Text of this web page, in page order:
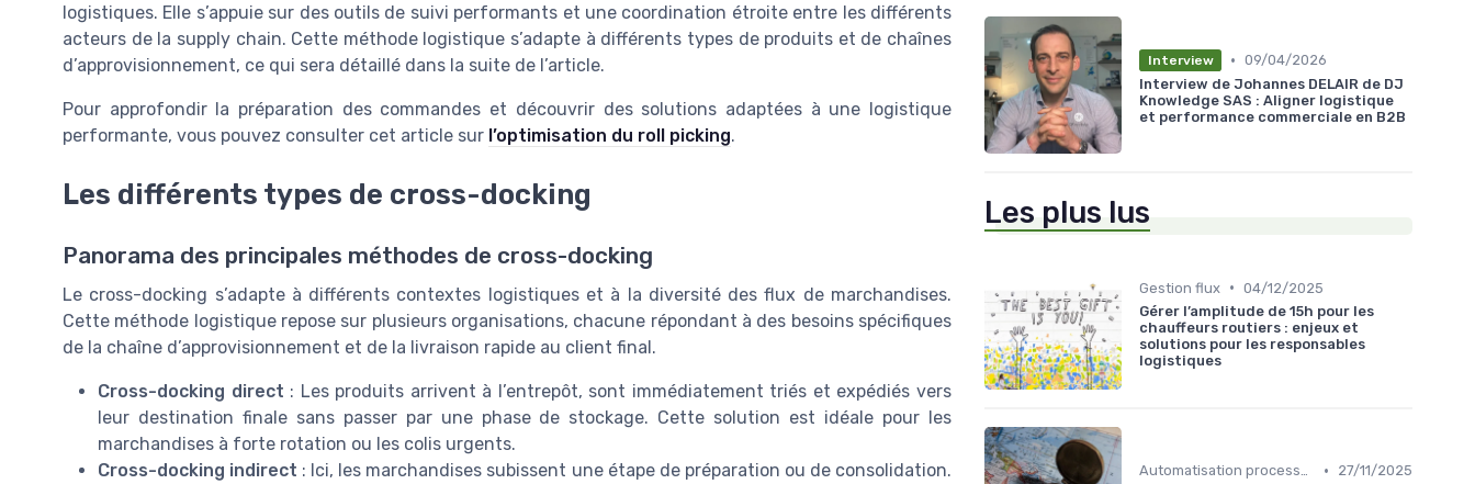
logistiques. Elle s’appuie sur des outils de suivi performants et une coordination étroite entre les différents
acteurs de la supply chain. Cette méthode logistique s’adapte à différents types de produits et de chaînes
d’approvisionnement, ce qui sera détaillé dans la suite de l’article.
Pour approfondir la préparation des commandes et découvrir des solutions adaptées à une logistique
performante, vous pouvez consulter cet article sur l’optimisation du roll picking.
Les différents types de cross-docking
Panorama des principales méthodes de cross-docking
Le cross-docking s’adapte à différents contextes logistiques et à la diversité des flux de marchandises.
Cette méthode logistique repose sur plusieurs organisations, chacune répondant à des besoins spécifiques
de la chaîne d’approvisionnement et de la livraison rapide au client final.
Cross-docking direct : Les produits arrivent à l’entrepôt, sont immédiatement triés et expédiés vers
leur destination finale sans passer par une phase de stockage. Cette solution est idéale pour les
marchandises à forte rotation ou les colis urgents.
Cross-docking indirect : Ici, les marchandises subissent une étape de préparation ou de consolidation.
Interview • 09/04/2026
Interview de Johannes DELAIR de DJ
Knowledge SAS : Aligner logistique
et performance commerciale en B2B
Les plus lus
Gestion flux • 04/12/2025
Gérer l’amplitude de 15h pour les
chauffeurs routiers : enjeux et
solutions pour les responsables
logistiques
Automatisation processus •
27/11/2025